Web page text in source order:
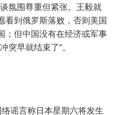
氛围尊重但紧张。王毅就
看到俄罗斯落败，否则美国
；但中国没有在经济或军事
突早就结束了”。
络谣言称日本星期六将发生